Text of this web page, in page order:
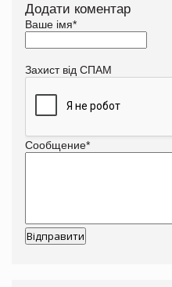
Додати коментар
Ваше імя*
Захист від СПАМ
Сообщение*